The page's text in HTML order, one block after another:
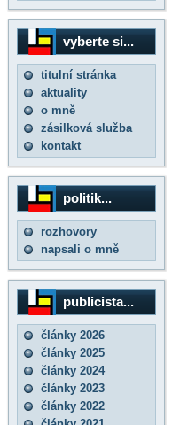
vyberte si...
titulní stránka
aktuality
o mně
zásilková služba
kontakt
politik...
rozhovory
napsali o mně
publicista...
články 2026
články 2025
články 2024
články 2023
články 2022